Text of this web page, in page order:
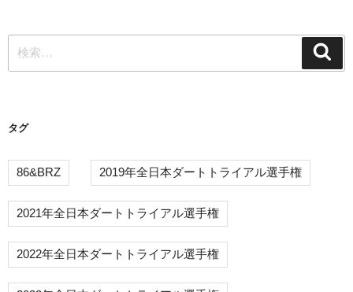
シ
ョ
索:
タグ
86&BRZ 2019年全日本ダートトライアル選手権
2021年全日本ダートトライアル選手権
2022年全日本ダートトライアル選手権